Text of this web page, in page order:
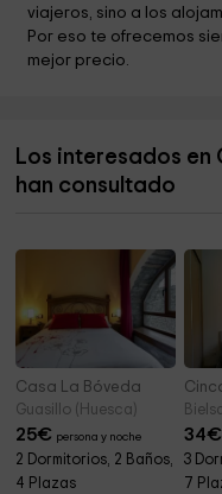
Obispado de Jaca
Diócesis de Jaca
Obispado De Jaca
viajeros, sino a los
Por eso te ofrecemos
mejor precio.
Los interesados en
han consultado
Casa La Bóveda
Guasillo (Huesca)
25€ persona y noche
2 Dormitorios, 2 Baños,
4 Plazas
34€
3
7